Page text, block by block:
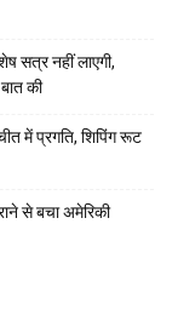
सत्र नहीं लाएगी,
की
में प्रगति, शिपिंग रूट
से बचा अमेरिकी